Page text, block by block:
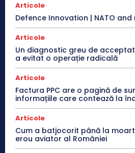
Articole
Defence Innovation | NATO
Articole
Un diagnostic greu de
a evitat o operație radicală
Articole
Factura PPC are o pagină de
informațiile care contează la
Articole
Cum a batjocorit până la
erou aviator al României